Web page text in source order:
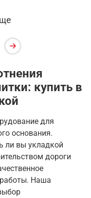
купить в
для
основания.
ли вы укладкой
дороги
. Наша